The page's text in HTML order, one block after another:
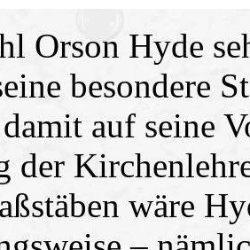
Hyde
besondere
auf seine
der
wäre